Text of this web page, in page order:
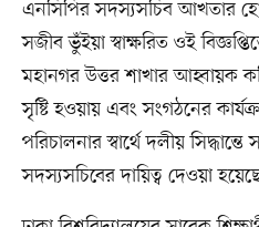
এনসিপির সদস্যসচিব আখতার
সজীব ভুঁইয়া স্বাক্ষরিত ওই
মহানগর উত্তর শাখার আহ্বায়ক
সৃষ্টি হওয়ায় এবং সংগঠনের
পরিচালনার স্বার্থে দলীয়
সদস্যসচিবের দায়িত্ব দেওয়া